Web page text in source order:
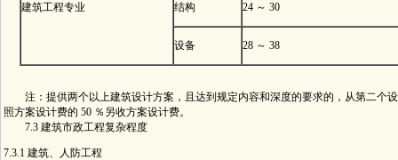
建筑工程专业 结构 24 ～ 30
设备 28 ～ 38
注：提供两个以上建筑设计方案，且达到规定内容和深度的要求的，从第二个
照方案设计费的 50 ％另收方案设计费。
7.3 建筑市政工程复杂程度
7.3.1 建筑、人防工程